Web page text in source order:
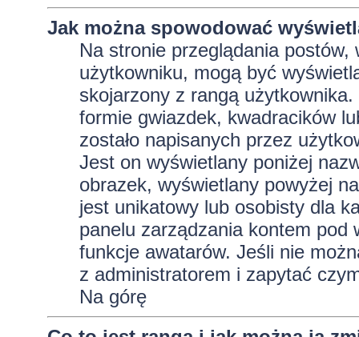
Jak można spowodować
Na stronie przeglądania
użytkowniku, mogą być
skojarzony z rangą
formie gwiazdek, kwadracików
zostało napisanych przez
Jest on wyświetlany poniżej
obrazek, wyświetlany powyżej
jest unikatowy lub osobisty dla
panelu zarządzania kontem pod
funkcje awatarów. Jeśli nie
z administratorem i zapytać
Na górę